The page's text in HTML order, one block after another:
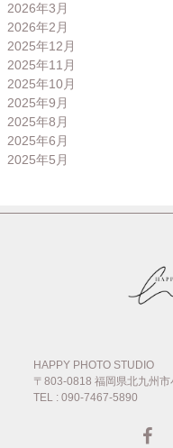
2026年3月
2026年2月
2025年12月
2025年11月
2025年10月
2025年9月
2025年8月
2025年6月
2025年5月
HAPPY PHOTO STUDIO
〒803-0818 福岡県北九州
TEL : 090-7467-5890